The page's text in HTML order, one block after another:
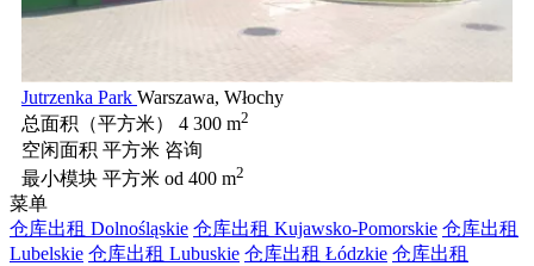
Jutrzenka Park Warszawa, Włochy
总面积（平方米）
4 300 m2
空闲面积 平方米 咨询
最小模块 平方米 od 400 m2
菜单
仓库出租 Dolnośląskie 仓库出租 Kujawsko-Pomorskie 仓库出租
Lubelskie 仓库出租 Lubuskie 仓库出租 Łódzkie 仓库出租